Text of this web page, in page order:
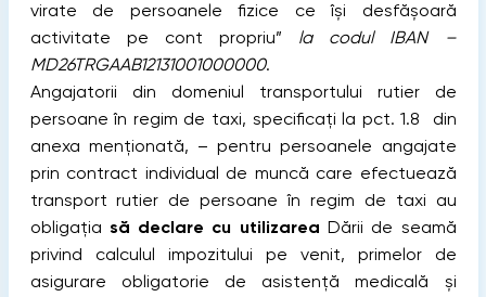
virate de persoanele fizice ce îşi desfăşoară
activitate pe cont propriu” la codul IBAN –
MD26TRGAAB12131001000000.
Angajatorii din domeniul transportului rutier de
persoane în regim de taxi, specificaţi la pct. 1.8 din
anexa menţionată, – pentru persoanele angajate
prin contract individual de muncă care efectuează
transport rutier de persoane în regim de taxi au
obligaţia să declare cu utilizarea Dării de seamă
privind calculul impozitului pe venit, primelor de
asigurare obligatorie de asistență medicală şi